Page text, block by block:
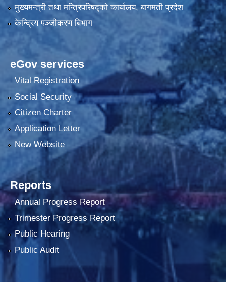
मुख्यमन्त्री तथा मन्त्रिपरिषद्को कार्यालय, बागमती प्रदेश
केन्द्रिय पञ्जीकरण बिभाग
eGov services
Vital Registration
Social Security
Citizen Charter
Application Letter
New Website
Reports
Annual Progress Report
Trimester Progress Report
Public Hearing
Public Audit